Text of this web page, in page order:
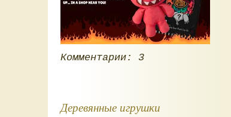
Комментарии: 3
Деревянные игрушки